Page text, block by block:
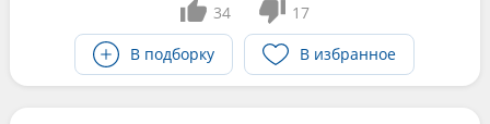
34
17
В подборку
В избранное